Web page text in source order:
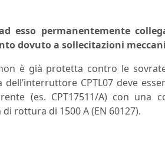
esso permanentemente
dovuto a sollecitazioni
è già protetta contro le
CPTL07 deve
(es. CPT17511/A) con una
rottura di 1500 A (EN 60127).